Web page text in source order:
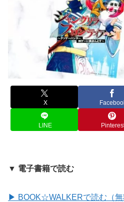
X
LINE
▼ 電子書籍で読む
▶ BOOK☆WALKERで読む（無